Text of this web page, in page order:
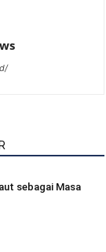
sebagai Masa